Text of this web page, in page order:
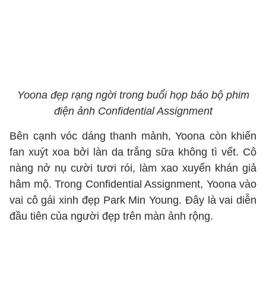
Yoona đẹp rạng ngời trong buổi họp báo bộ phim
điện ảnh Confidential Assignment
Bên cạnh vóc dáng thanh mảnh, Yoona còn khiến
fan xuýt xoa bởi làn da trắng sữa không tì vết. Cô
nàng nở nụ cười tươi rói, làm xao xuyến khán giả
hâm mộ. Trong Confidential Assignment, Yoona vào
vai cô gái xinh đẹp Park Min Young. Đây là vai diễn
đầu tiên của người đẹp trên màn ảnh rộng.